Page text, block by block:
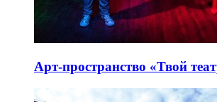
Арт-пространство «Твой